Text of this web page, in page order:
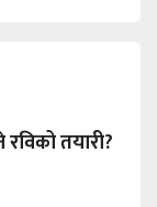
रविको तयारी?